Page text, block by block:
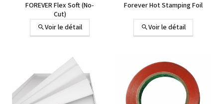
FOREVER Flex Soft (No‐
Cut)
Voir le détail
Forever Hot Stamping Foil
Voir le détail